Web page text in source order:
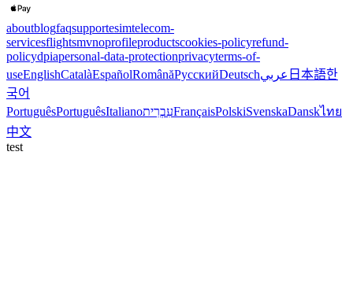
aboutblogfaqsupportesimtelecom-
servicesflightsmvnoprofileproductscookies-policyrefund-
policydpiapersonal-data-protectionprivacyterms-of-
useEnglishCatalàEspañolRomânăРусскийDeutschعربي 日本語한
국어
PortuguêsPortuguêsItalianoעִבְרִיתFrançaisPolskiSvenskaDanskไทย
中文
test